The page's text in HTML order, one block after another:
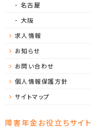
名古屋
大阪
求人情報
お知らせ
お問い合わせ
個人情報保護方針
サイトマップ
障害年金お役立ちサイト